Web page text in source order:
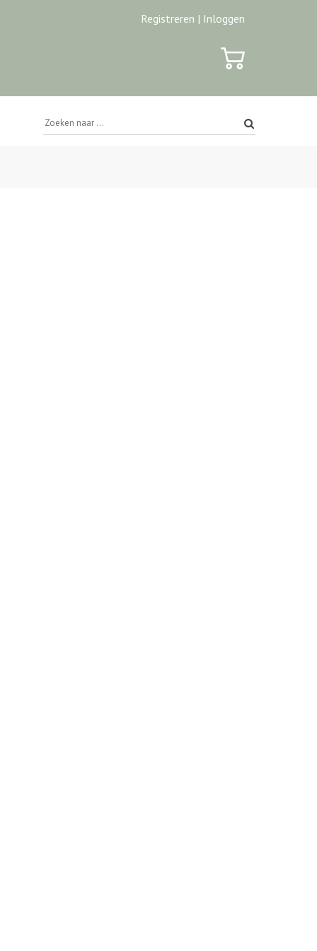
Registreren | Inloggen